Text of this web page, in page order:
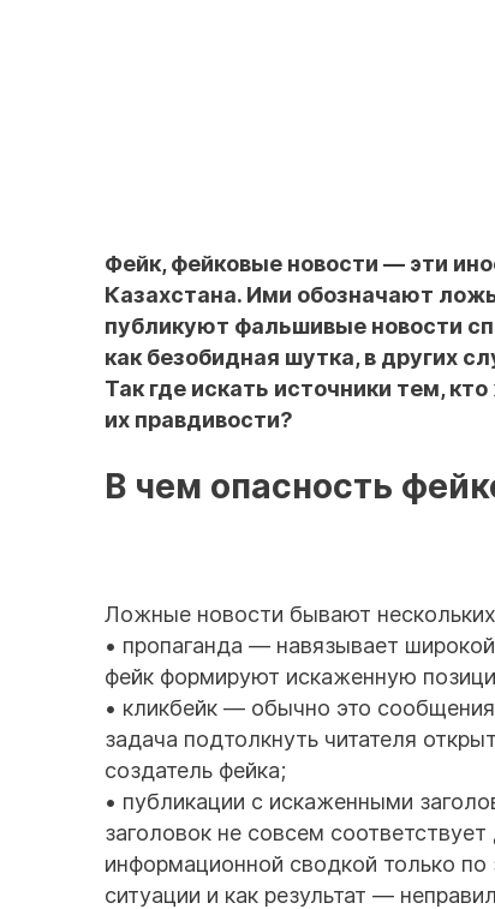
Фейк, фейковые новости — эти
Казахстана. Ими обозначают
публикуют фальшивые новости
как безобидная шутка, в других
Так где искать источники тем,
их правдивости?
В чем опасность
Ложные новости бывают
• пропаганда — навязывает
фейк формируют искаженную
• кликбейк — обычно это
задача подтолкнуть читателя
создатель фейка;
• публикации с искаженными
заголовок не совсем
информационной сводкой только
ситуации и как результат —